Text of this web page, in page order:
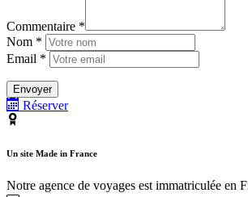
Commentaire *
Nom *
Email *
Réserver
Un site Made in France
Notre agence de voyages est immatriculée en